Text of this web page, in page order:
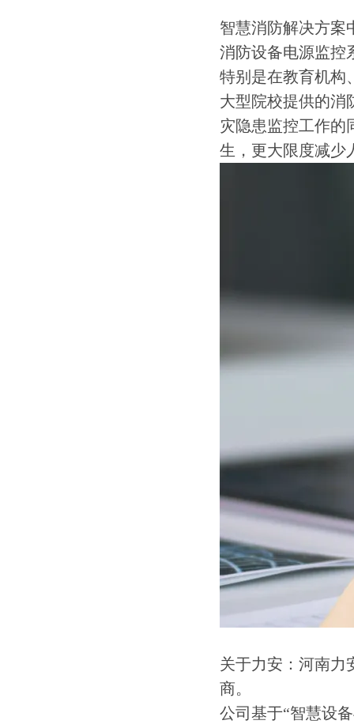
智慧消防解决方案
消防设备电源监控
特别是在教育机构
大型院校提供的消
灾隐患监控工作的
生，更大限度减少
关于力安：河南力
商。
公司基于“智慧设